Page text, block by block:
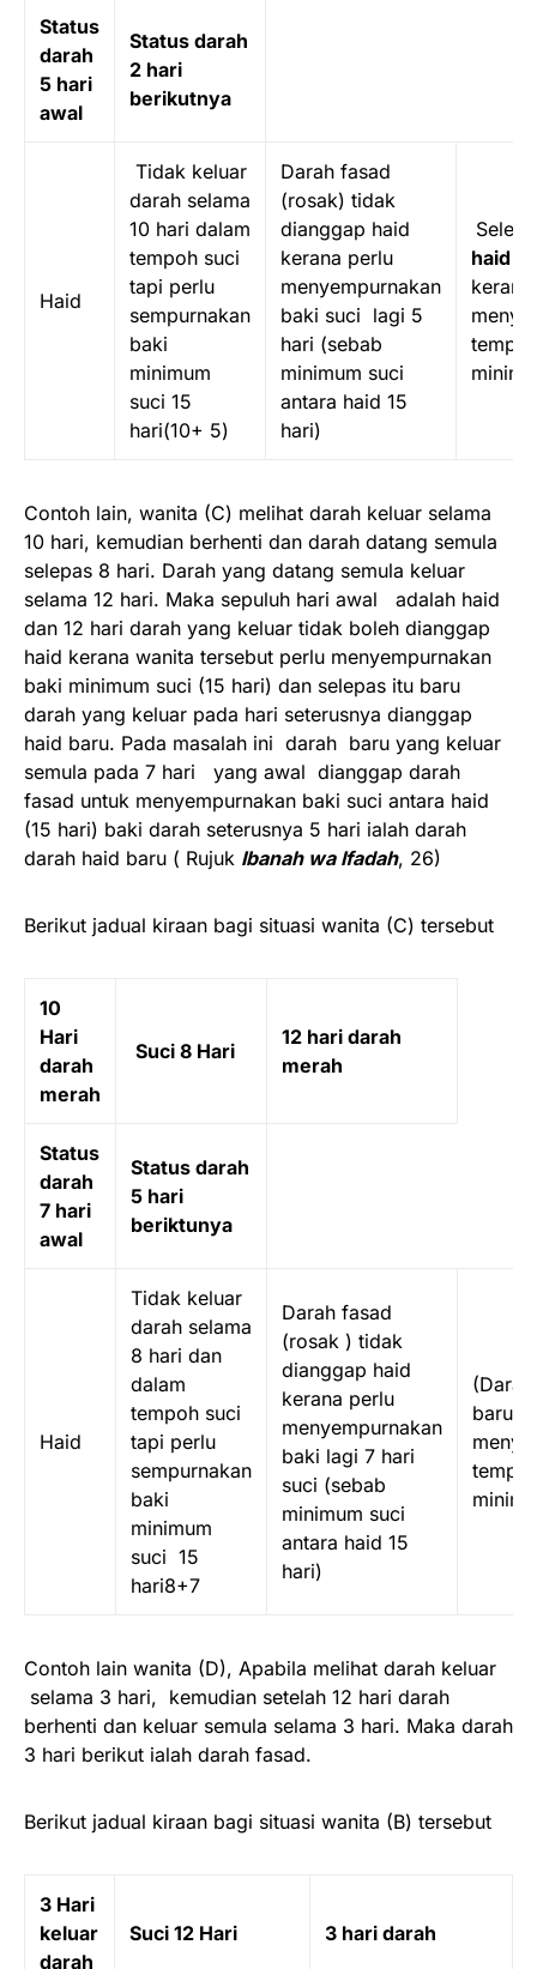
Status
darah
5 hari
awal
Status darah
2 hari
berikutnya
Haid
Tidak keluar
darah selama
10 hari dalam
tempoh suci
tapi perlu
sempurnakan
baki
minimum
suci 15
hari(10+ 5)
Darah fasad
(rosak) tidak
dianggap haid
kerana perlu
menyempurnakan
baki suci lagi 5
hari (sebab
minimum suci
antara haid 15
hari)
haid
Contoh lain, wanita (C) melihat darah keluar selama
10 hari, kemudian berhenti dan darah datang semula
selepas 8 hari. Darah yang datang semula keluar
selama 12 hari. Maka sepuluh hari awal adalah haid
dan 12 hari darah yang keluar tidak boleh dianggap
haid kerana wanita tersebut perlu menyempurnakan
baki minimum suci (15 hari) dan selepas itu baru
darah yang keluar pada hari seterusnya dianggap
haid baru. Pada masalah ini darah baru yang keluar
semula pada 7 hari yang awal dianggap darah
fasad untuk menyempurnakan baki suci antara haid
(15 hari) baki darah seterusnya 5 hari ialah darah
darah haid baru ( Rujuk Ibanah wa Ifadah, 26)
Berikut jadual kiraan bagi situasi wanita (C) tersebut
10
Hari
darah
merah
Suci 8 Hari
12 hari darah
merah
Status
darah
7 hari
awal
Status darah
5 hari
beriktunya
Haid
Tidak keluar
darah selama
8 hari dan
dalam
tempoh suci
tapi perlu
sempurnakan
baki
minimum
suci 15
hari8+7
Darah fasad
(rosak ) tidak
dianggap haid
kerana perlu
menyempurnakan
baki lagi 7 hari
suci (sebab
minimum suci
antara haid 15
hari)
Contoh lain wanita (D), Apabila melihat darah keluar
selama 3 hari, kemudian setelah 12 hari darah
berhenti dan keluar semula selama 3 hari. Maka darah
3 hari berikut ialah darah fasad.
Berikut jadual kiraan bagi situasi wanita (B) tersebut
3 Hari
keluar
darah
Suci 12 Hari 3 hari darah